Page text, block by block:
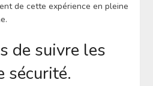
de cette expérience en pleine
de suivre les
sécurité.